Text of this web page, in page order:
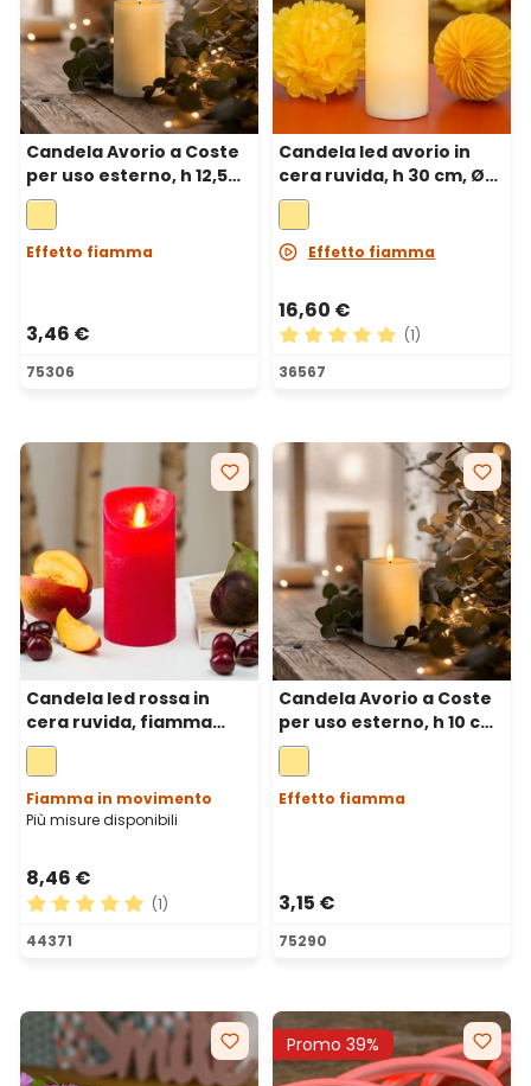
Candela Avorio a Coste
per uso esterno, h 12,5
cm, Ø 7,5cm, fiamma 3D
con stoppino ed effetto
cera sciolta
Effetto fiamma
3,46 €
75306
Candela led avorio in
cera ruvida, h 30 cm, Ø
10 cm
Effetto fiamma
16,60 €
Valutazione media di 5 su
(1)
36567
Candela led rossa in
cera ruvida, fiamma
mobile, h 15 cm, Ø 7,5 cm
Fiamma in movimento
Più misure disponibili
8,46 €
Valutazione media di 5 su 5 stelle
(1)
44371
Candela Avorio a Coste
per uso esterno, h 10 cm,
Ø 7,5cm, fiamma 3D con
stoppino ed effetto
cera sciolta
Effetto fiamma
3,15 €
75290
Promo 39%